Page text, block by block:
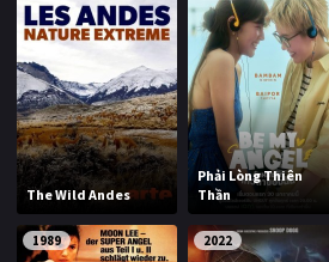
The Wild Andes
Phải Lòng Thiên
Thần
1989 2022